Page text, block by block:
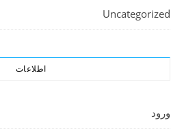
Uncategorized
اطلاعات
ورود